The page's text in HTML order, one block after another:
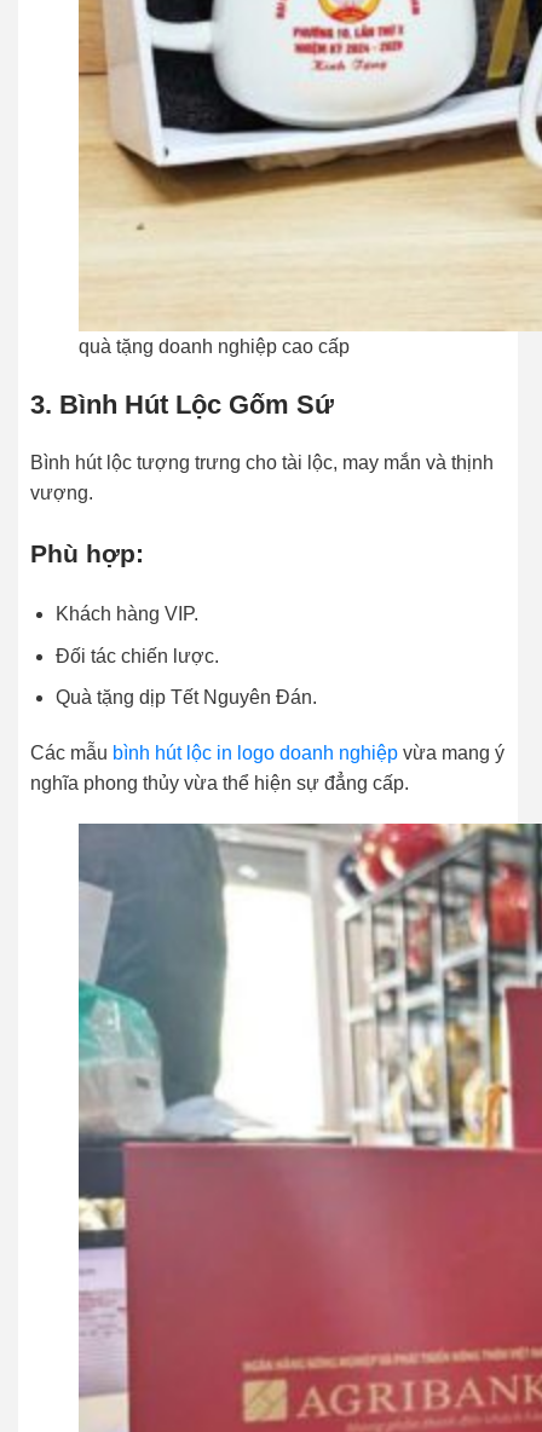
quà tặng doanh nghiệp cao cấp
3. Bình Hút Lộc Gốm Sứ
Bình hút lộc tượng trưng cho tài lộc, may mắn và thịnh
vượng.
Phù hợp:
Khách hàng VIP.
Đối tác chiến lược.
Quà tặng dịp Tết Nguyên Đán.
Các mẫu bình hút lộc in logo doanh nghiệp vừa mang ý
nghĩa phong thủy vừa thể hiện sự đẳng cấp.